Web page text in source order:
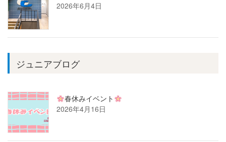
2026年6月4日
ジュニアブログ
春休みイベント
2026年4月16日